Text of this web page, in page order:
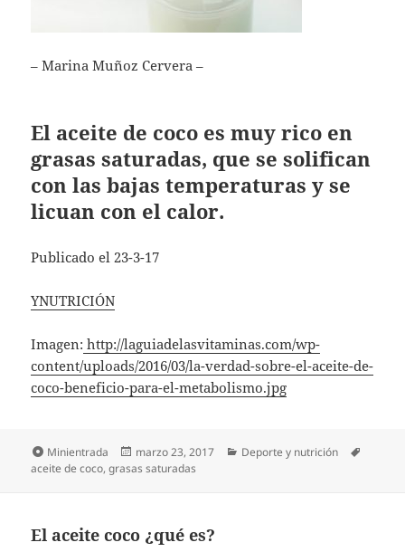
– Marina Muñoz Cervera –
El aceite de coco es muy rico en
grasas saturadas, que se solifican
con las bajas temperaturas y se
licuan con el calor.
Publicado el 23-3-17
YNUTRICIÓN
Imagen: http://laguiadelasvitaminas.com/wp-
content/uploads/2016/03/la-verdad-sobre-el-aceite-de-
coco-beneficio-para-el-metabolismo.jpg
Formato
Minientrada
Publicado
el
marzo 23, 2017 Categorías
Deporte y nutrición
aceite de coco,grasas saturadas
El aceite coco ¿qué es?